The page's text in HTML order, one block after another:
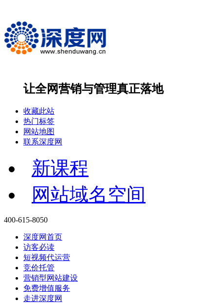
让全网营销与管理真正落地
收藏此站
热门标签
网站地图
联系深度网
新课程
网站域名空间
400-615-8050
深度网首页
访客必读
短视频代运营
竞价托管
营销型网站建设
免费增值服务
走进深度网